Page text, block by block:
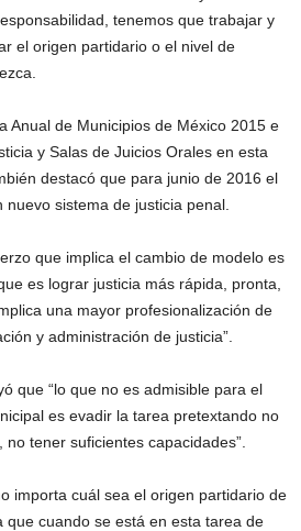
tenemos que trabajar y
el origen partidario o el nivel de
Anual de Municipios de México 2015 e
y Salas de Juicios Orales en esta
destacó que para junio de 2016 el
sistema de justicia penal.
que implica el cambio de modelo es
es lograr justicia más rápida, pronta,
una mayor profesionalización de
y administración de justicia”.
que “lo que no es admisible para el
es evadir la tarea pretextando no
tener suficientes capacidades”.
importa cuál sea el origen partidario de
que cuando se está en esta tarea de